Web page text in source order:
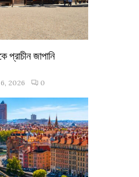
প্রাচীন জাপানি
2026 0